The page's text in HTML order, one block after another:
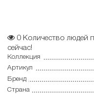
0 Количество людей
сейчас!
Коллекция
Артикул
Бренд
Страна